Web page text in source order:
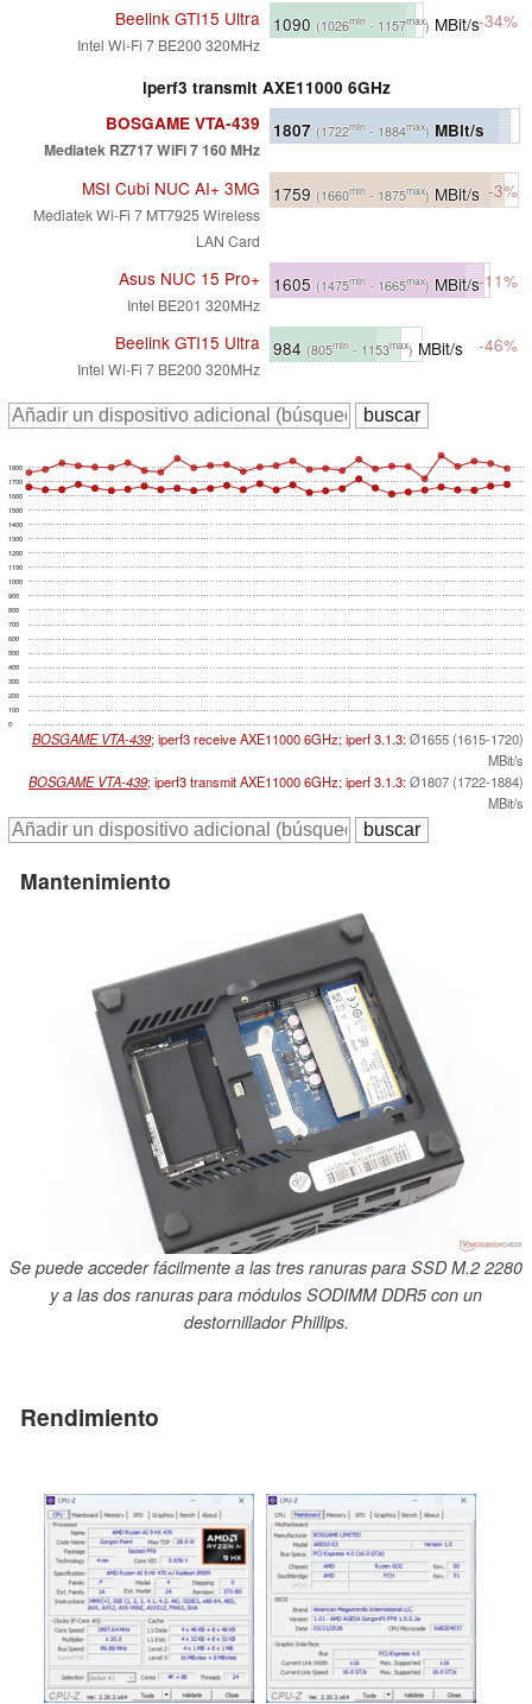
Beelink GTI15 Ultra
Intel Wi-Fi 7 BE200 320MHz
1090 (1026min - 1157max) MBit/s-34%
iperf3 transmit AXE11000 6GHz
BOSGAME VTA-439
Mediatek RZ717 WiFi 7 160 MHz
1807 (1722min - 1884max) MBit/s
MSI Cubi NUC AI+ 3MG
Mediatek Wi-Fi 7 MT7925 Wireless
LAN Card
1759 (1660min - 1875max) MBit/s -3%
Asus NUC 15 Pro+
Intel BE201 320MHz
1605 (1475min - 1665max) MBit/s-11%
Beelink GTI15 Ultra
Intel Wi-Fi 7 BE200 320MHz
984 (805min - 1153max) MBit/s -46%
0
100
200
300
400
500
600
700
800
900
1000
1100
1200
1300
1400
1500
1600
1700
1800
BOSGAME VTA-439; iperf3 receive AXE11000 6GHz; iperf 3.1.3:Ø1655 (1615-1720)
MBit/s
BOSGAME VTA-439; iperf3 transmit AXE11000 6GHz; iperf 3.1.3:Ø1807 (1722-1884)
MBit/s
Mantenimiento
Se puede acceder fácilmente a las tres ranuras para SSD M.2 2280
y a las dos ranuras para módulos SODIMM DDR5 con un
destornillador Phillips.
Rendimiento